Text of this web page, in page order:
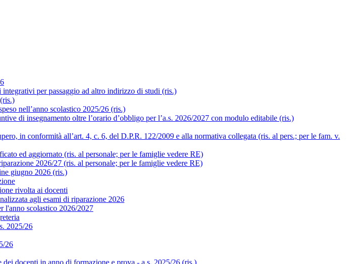
per passaggio ad altro indirizzo di studi (ris.)
nell’anno scolastico 2025/26 (ris.)
di insegnamento oltre l’orario d’obbligo per l’a.s. 2026/2027 con modulo editabile (ris.)
in conformità all’art. 4, c. 6, del D.P.R. 122/2009 e alla normativa collegata (ris. al pers.; per le fam. v.
ed aggiornato (ris. al personale; per le famiglie vedere RE)
2026/27 (ris. al personale; per le famiglie vedere RE)
giugno 2026 (ris.)
rivolta ai docenti
agli esami di riparazione 2026
l'anno scolastico 2026/2027
2025/26
26